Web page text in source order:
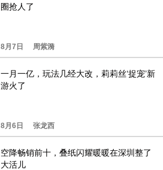
圈抢人了
8月7日 周紫漪
一月一亿，玩法几经大改，莉莉丝‘捉宠’新
游火了
8月6日 张龙西
空降畅销前十，叠纸闪耀暖暖在深圳整了
大活儿